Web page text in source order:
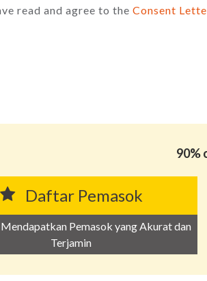
read and agree to the Consent
90%
Daftar Pemasok
Pemasok yang Akurat dan
Terjamin